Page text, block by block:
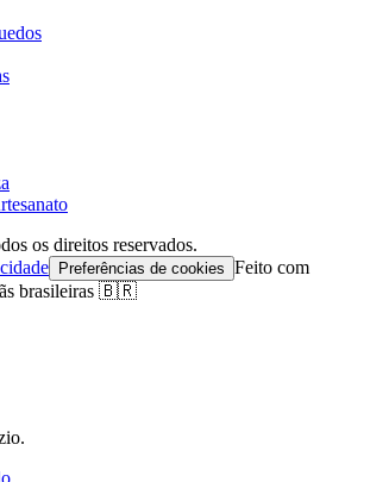
os direitos reservados.
Preferências de cookies Feito com
brasileiras 🇧🇷